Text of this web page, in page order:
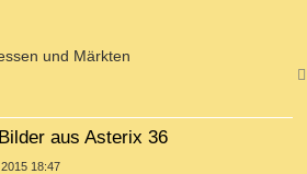
und Märkten
aus Asterix 36
18:47